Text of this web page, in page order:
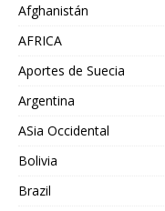
Afghanistán
AFRICA
Aportes de Suecia
Argentina
ASia Occidental
Bolivia
Brazil